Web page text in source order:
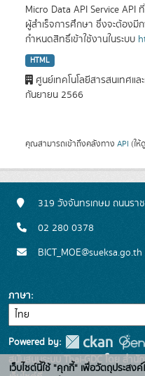
Micro Data API Service API
ผู้สำเร็จการศึกษา ซึ่งจะต้องมี
กำหนดสิทธิ์เข้าใช้งานในระบบ
HTML
ศูนย์เทคโนโลยีสารสนเทศแ
กันยายน 2566
คุณสามารถเข้าถึงคลังทาง API (ให้ดู
319 วังจันทรเกษม ถนนร
02 280 0378
BICT_MOE@sueksa.go.th
ภาษา
Powered by:
สนับสนุนระบบ Thai-GDC โดย สำ
เว็บไซต์นี้ใช้ "คุกกี้" เพื่อวัตถุประส